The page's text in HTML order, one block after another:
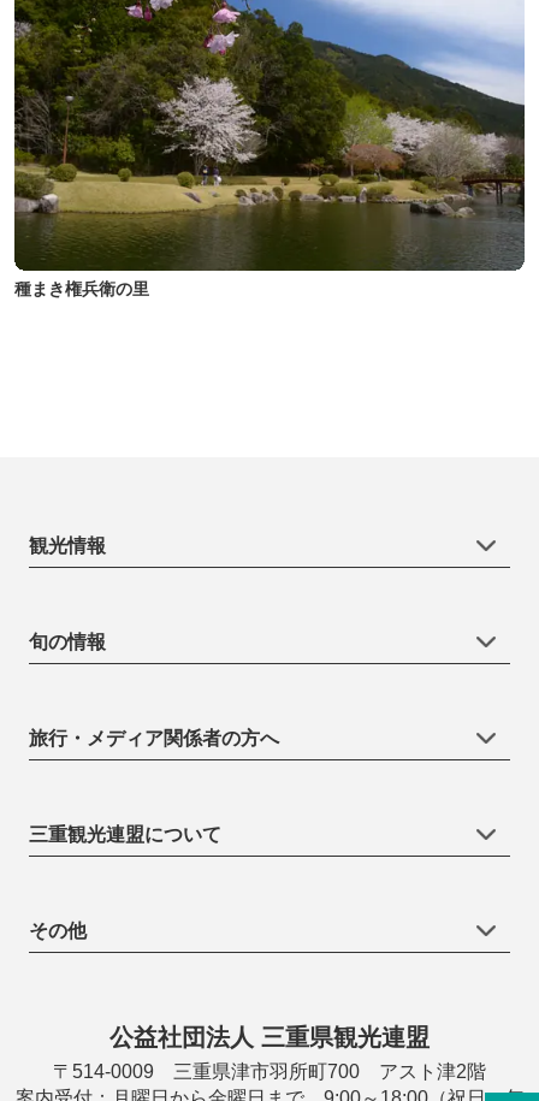
種まき権兵衛の里
観光情報
旬の情報
旅行・メディア関係者の方へ
三重観光連盟について
その他
公益社団法人 三重県観光連盟
〒514-0009 三重県津市羽所町700 アスト津2階